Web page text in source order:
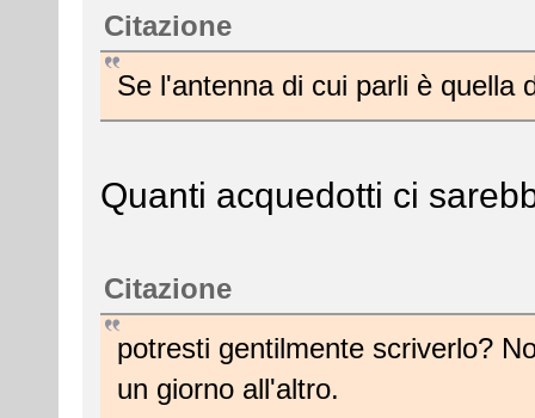
Citazione
Se l'antenna di cui parli è quella
Quanti acquedotti ci
Citazione
potresti gentilmente scriverlo?
un giorno all'altro.